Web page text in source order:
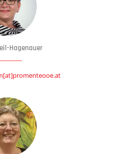
Hagenauer